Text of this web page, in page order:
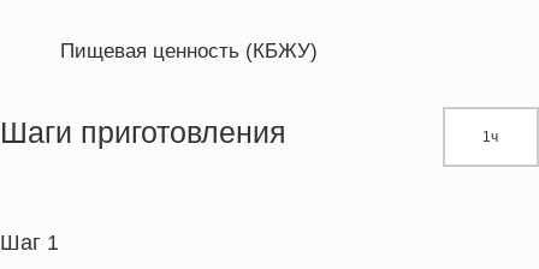
Пищевая ценность (КБЖУ)
Жиры
Информация для одной порции
Шаги приготовления 1ч
Шаг 1